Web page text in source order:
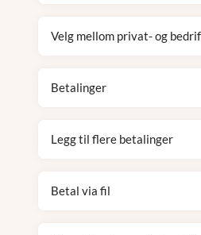
Velg mellom privat- og
Betalinger
Legg til flere betalinger
Betal via fil